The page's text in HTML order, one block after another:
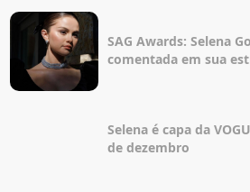
SAG Awards: Selena
comentada em sua
Selena é capa da
de dezembro